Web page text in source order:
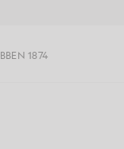
1874